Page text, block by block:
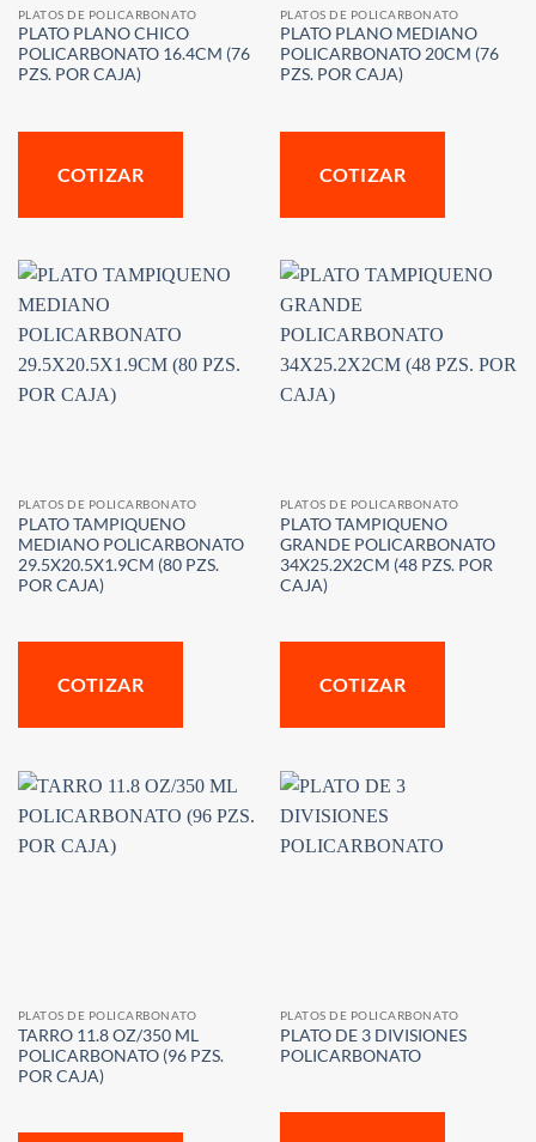
PLATOS DE POLICARBONATO
PLATO PLANO CHICO
POLICARBONATO 16.4CM (76
PZS. POR CAJA)
COTIZAR
PLATOS DE POLICARBONATO
PLATO PLANO MEDIANO
POLICARBONATO 20CM (76
PZS. POR CAJA)
COTIZAR
PLATOS DE POLICARBONATO
PLATO TAMPIQUENO
MEDIANO POLICARBONATO
29.5X20.5X1.9CM (80 PZS.
POR CAJA)
COTIZAR
PLATOS DE POLICARBONATO
PLATO TAMPIQUENO
GRANDE POLICARBONATO
34X25.2X2CM (48 PZS. POR
CAJA)
COTIZAR
PLATOS DE POLICARBONATO
TARRO 11.8 OZ/350 ML
POLICARBONATO (96 PZS.
POR CAJA)
PLATOS DE POLICARBONATO
PLATO DE 3 DIVISIONES
POLICARBONATO